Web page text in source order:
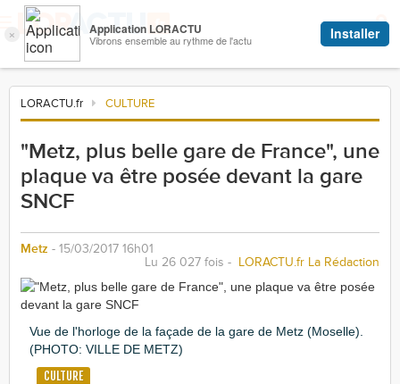
LORACTU.fr CULTURE
"Metz, plus belle gare de France", une
plaque va être posée devant la gare
SNCF
Metz - 15/03/2017 16h01
Lu 26 027 fois - LORACTU.fr La Rédaction
CULTURE
Vue de l'horloge de la façade de la gare de Metz (Moselle).
(PHOTO: VILLE DE METZ)